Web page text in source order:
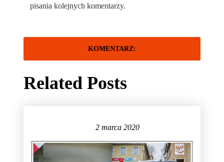
pisania kolejnych komentarzy.
Related Posts
2 marca 2020